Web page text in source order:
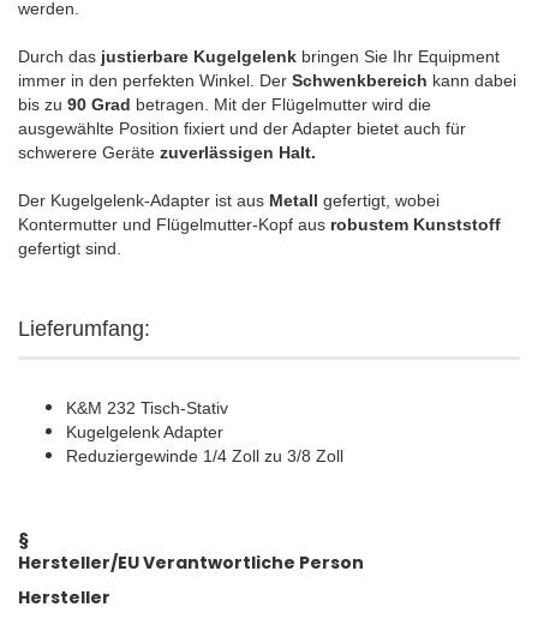
werden.
Durch das justierbare Kugelgelenk bringen Sie Ihr Equipment
immer in den perfekten Winkel. Der Schwenkbereich kann dabei
bis zu 90 Grad betragen. Mit der Flügelmutter wird die
ausgewählte Position fixiert und der Adapter bietet auch für
schwerere Geräte zuverlässigen Halt.
Der Kugelgelenk-Adapter ist aus Metall gefertigt, wobei
Kontermutter und Flügelmutter-Kopf aus robustem Kunststoff
gefertigt sind.
Lieferumfang:
K&M 232 Tisch-Stativ
Kugelgelenk Adapter
Reduziergewinde 1/4 Zoll zu 3/8 Zoll
§
Hersteller/EU Verantwortliche Person
Hersteller